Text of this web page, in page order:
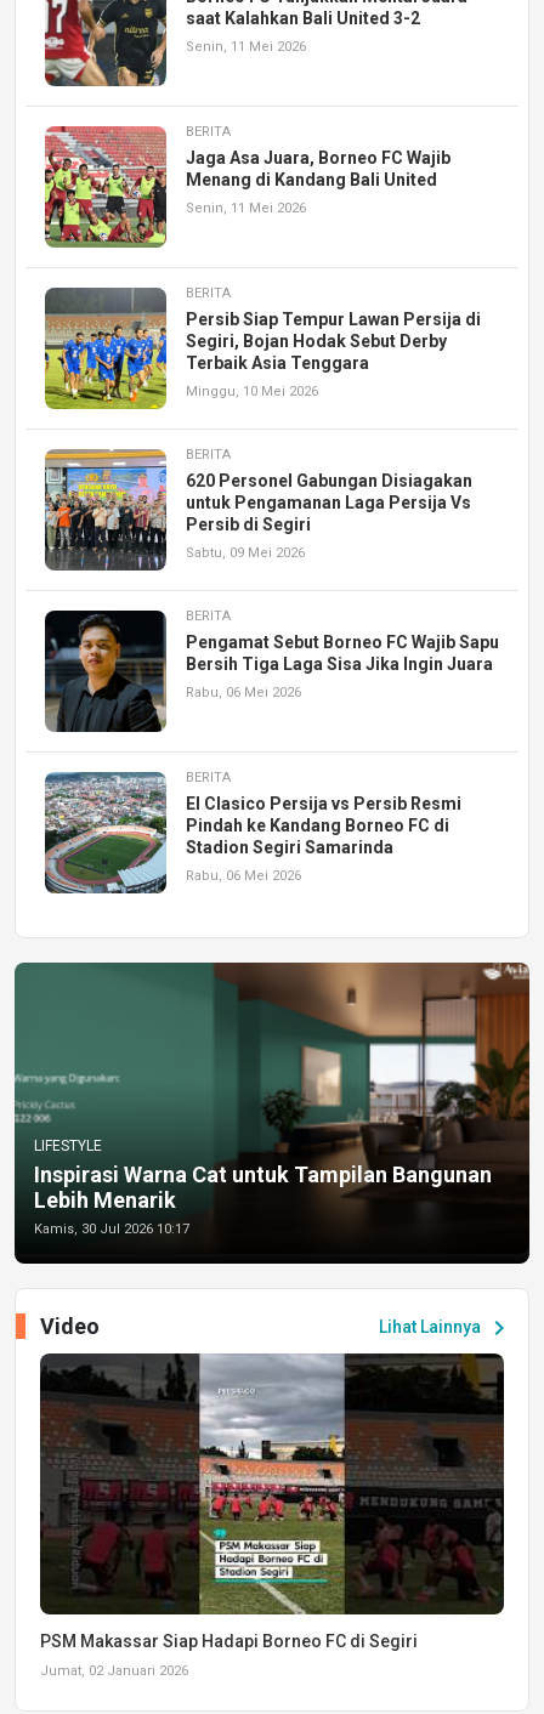
saat Kalahkan Bali United 3-2
Senin, 11 Mei 2026
BERITA
Jaga Asa Juara, Borneo FC Wajib
Menang di Kandang Bali United
Senin, 11 Mei 2026
BERITA
Persib Siap Tempur Lawan Persija di
Segiri, Bojan Hodak Sebut Derby
Terbaik Asia Tenggara
Minggu, 10 Mei 2026
BERITA
620 Personel Gabungan Disiagakan
untuk Pengamanan Laga Persija Vs
Persib di Segiri
Sabtu, 09 Mei 2026
BERITA
Pengamat Sebut Borneo FC Wajib Sapu
Bersih Tiga Laga Sisa Jika Ingin Juara
Rabu, 06 Mei 2026
BERITA
El Clasico Persija vs Persib Resmi
Pindah ke Kandang Borneo FC di
Stadion Segiri Samarinda
Rabu, 06 Mei 2026
LIFESTYLE
Inspirasi Warna Cat untuk Tampilan Bangunan
Lebih Menarik
Kamis, 30 Jul 2026 10:17
Lihat Lainnya chevron_right
Video
PSM Makassar Siap Hadapi Borneo FC di Segiri
Jumat, 02 Januari 2026